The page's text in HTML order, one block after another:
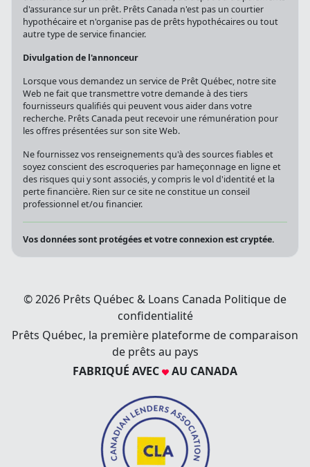
d'assurance sur un prêt. Prêts Canada n'est pas un courtier
hypothécaire et n'organise pas de prêts hypothécaires ou tout
autre type de service financier.
Divulgation de l'annonceur
Lorsque vous demandez un service de Prêt Québec, notre site
Web ne fait que transmettre votre demande à des tiers
fournisseurs qualifiés qui peuvent vous aider dans votre
recherche. Prêts Canada peut recevoir une rémunération pour
les offres présentées sur son site Web.
Ne fournissez vos renseignements qu'à des sources fiables et
soyez conscient des escroqueries par hameçonnage en ligne et
des risques qui y sont associés, y compris le vol d'identité et la
perte financière. Rien sur ce site ne constitue un conseil
professionnel et/ou financier.
Vos données sont protégées et votre connexion est cryptée.
© 2026 Prêts Québec & Loans Canada Politique de
confidentialité
Prêts Québec, la première plateforme de comparaison
de prêts au pays
FABRIQUÉ AVEC
AU CANADA